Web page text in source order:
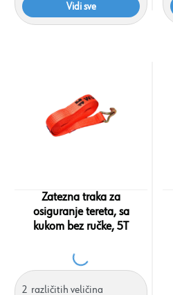
Vidi sve
Zatezna traka za
osiguranje tereta, sa
kukom bez ručke, 5T
2 različitih veličina